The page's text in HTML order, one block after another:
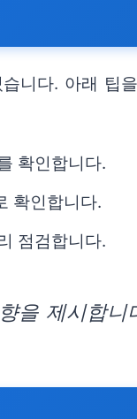
니다. 아래 팁
확인합니다.
확인합니다.
점검합니다.
을 제시합니